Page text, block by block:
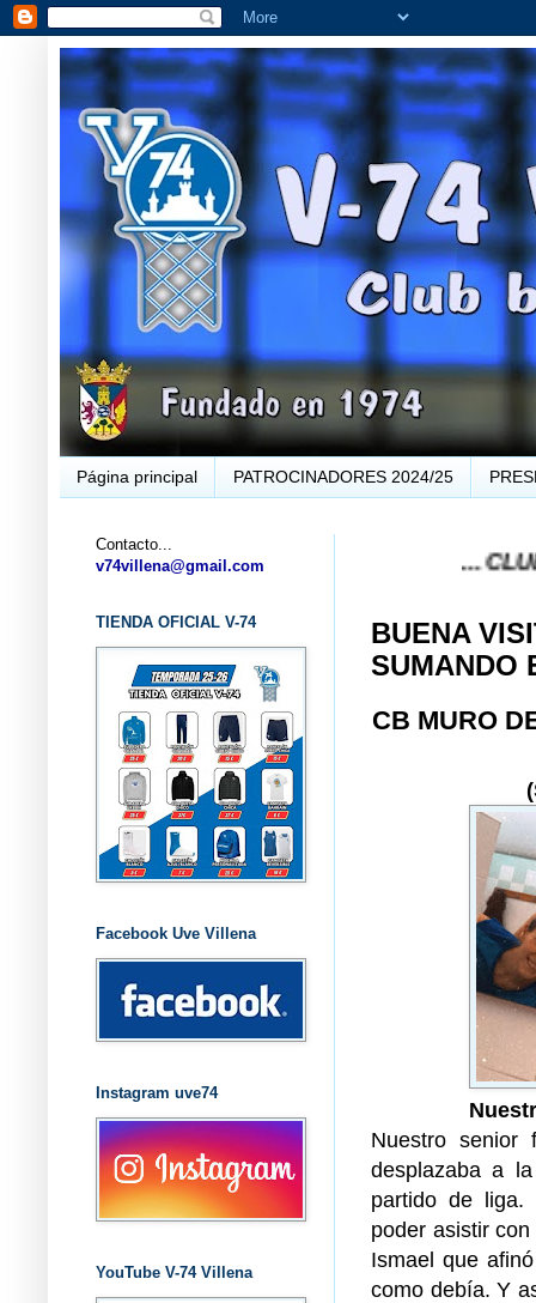
Página principal PATROCINADORES 2024/25
... CLUB
BUENA
SUMANDO
CB MURO
Nuestro senior
desplazaba a
partido de liga.
poder asistir
Ismael que
como debía. Y
Contacto...
v74villena@gmail.com
TIENDA OFICIAL V-74
Facebook Uve Villena
Instagram uve74
YouTube V-74 Villena